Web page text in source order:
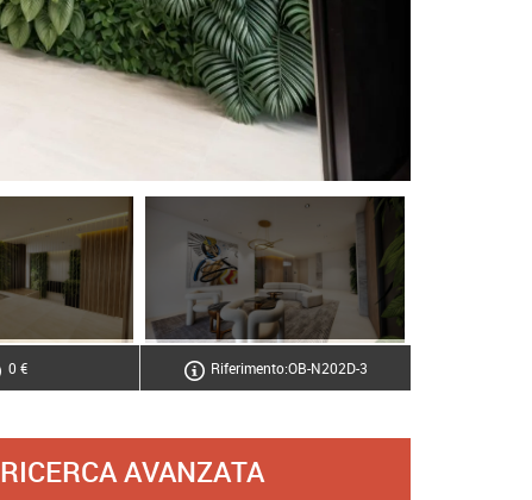
0 € Riferimento:OB-N202D-3
RICERCA AVANZATA